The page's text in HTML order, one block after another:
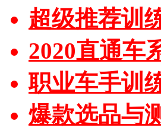
超级推荐训
2020直通车
职业车手训
爆款选品与